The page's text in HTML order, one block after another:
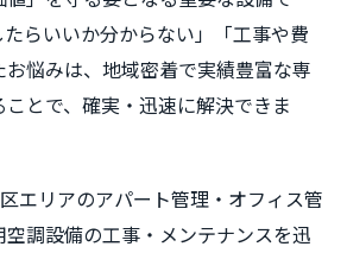
らいいか分からない」「工事や費
悩みは、地域密着で実績豊富な専
とで、確実・迅速に解決できま
エリアのアパート管理・オフィス管
調設備の工事・メンテナンスを迅